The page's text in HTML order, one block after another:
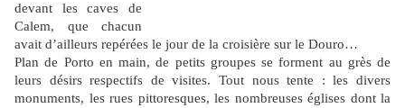
devant les caves de
Calem, que chacun
avait d’ailleurs repérées le jour de la croisière sur le Douro…
Plan de Porto en main, de petits groupes se forment au grès de
leurs désirs respectifs de visites. Tout nous tente : les divers
monuments, les rues pittoresques, les nombreuses églises dont la